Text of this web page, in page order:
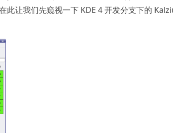
此让我们先窥视一下 KDE 4 开发分支下的